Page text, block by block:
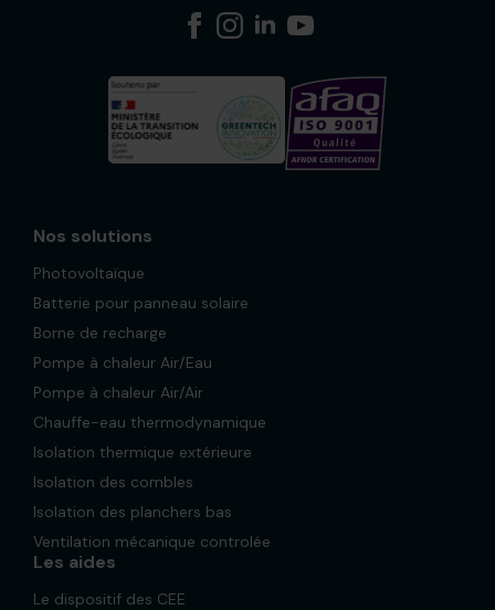
Nos solutions
Photovoltaïque
Batterie pour panneau solaire
Borne de recharge
Pompe à chaleur Air/Eau
Pompe à chaleur Air/Air
Chauffe-eau thermodynamique
Isolation thermique extérieure
Isolation des combles
Isolation des planchers bas
Ventilation mécanique controlée
Les aides
Le dispositif des CEE